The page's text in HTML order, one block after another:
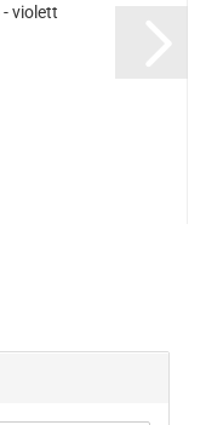
- violett